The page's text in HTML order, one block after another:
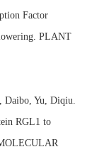
Factor
PLANT
Daibo, Yu, Diqiu.
RGL1 to